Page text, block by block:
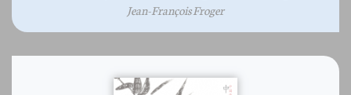
Jean-François Froger